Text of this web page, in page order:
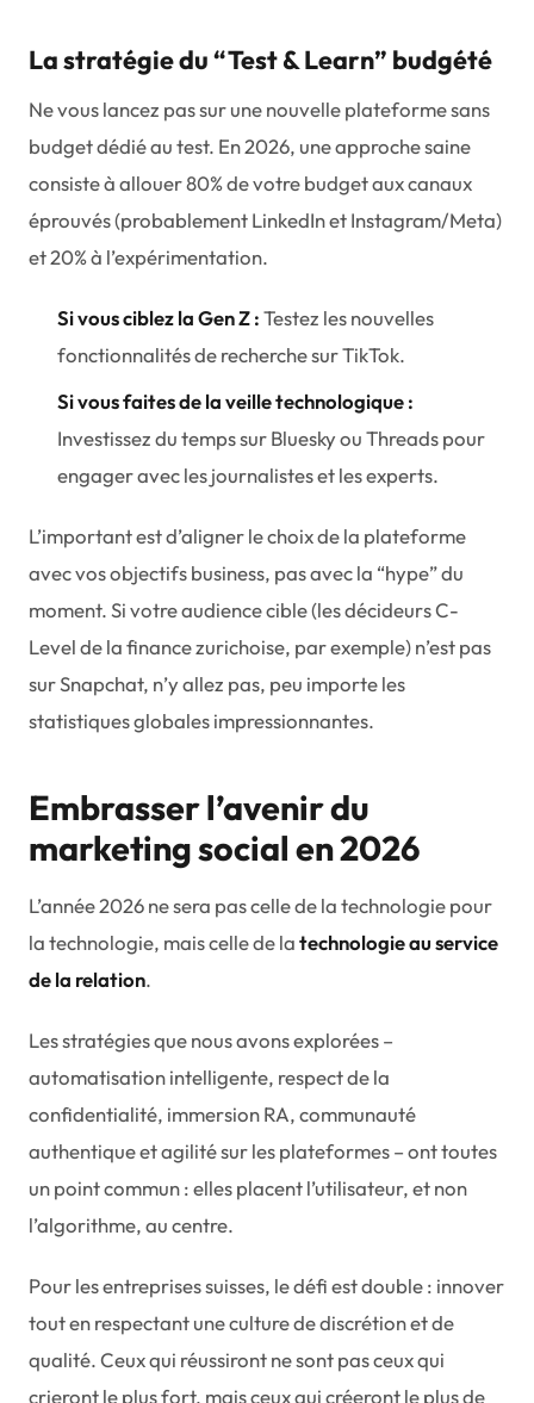
La stratégie du “Test & Learn” budgété
Ne vous lancez pas sur une nouvelle plateforme sans
budget dédié au test. En 2026, une approche saine
consiste à allouer 80% de votre budget aux canaux
éprouvés (probablement LinkedIn et Instagram/Meta)
et 20% à l’expérimentation.
Si vous ciblez la Gen Z :Testez les nouvelles
fonctionnalités de recherche sur TikTok.
Si vous faites de la veille technologique :
Investissez du temps sur Bluesky ou Threads pour
engager avec les journalistes et les experts.
L’important est d’aligner le choix de la plateforme
avec vos objectifs business, pas avec la “hype” du
moment. Si votre audience cible (les décideurs C-
Level de la finance zurichoise, par exemple) n’est pas
sur Snapchat, n’y allez pas, peu importe les
statistiques globales impressionnantes.
Embrasser l’avenir du
marketing social en 2026
L’année 2026 ne sera pas celle de la technologie pour
la technologie, mais celle de latechnologie au service
de la relation.
Les stratégies que nous avons explorées –
automatisation intelligente, respect de la
confidentialité, immersion RA, communauté
authentique et agilité sur les plateformes – ont toutes
un point commun : elles placent l’utilisateur, et non
l’algorithme, au centre.
Pour les entreprises suisses, le défi est double : innover
tout en respectant une culture de discrétion et de
qualité. Ceux qui réussiront ne sont pas ceux qui
crieront le plus fort, mais ceux qui créeront le plus de